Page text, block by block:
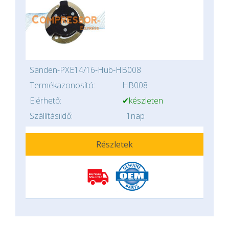
Sanden-PXE14/16-Hub-HB008
Termékazonosító:
HB008
Elérhető:
✔készleten
Szállításiidő:
1nap
Részletek